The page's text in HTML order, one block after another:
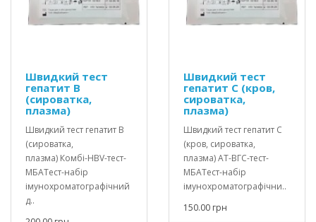
Швидкий тест
гепатит В
(сироватка,
плазма)
Швидкий тест гепатит В
(сироватка,
плазма) Комбі-HBV-тест-
МБАТест-набір
імунохроматографічний
д..
Швидкий тест
гепатит С (кров,
сироватка,
плазма)
Швидкий тест гепатит С
(кров, сироватка,
плазма) АТ-ВГС-тест-
МБАТест-набір
імунохроматографічни..
150.00 грн